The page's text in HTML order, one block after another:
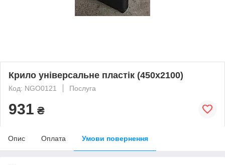
Крило універсальне пластік (450х2100)
Код: NGO0121 Послуга
931 ₴
Опис Оплата Умови повернення